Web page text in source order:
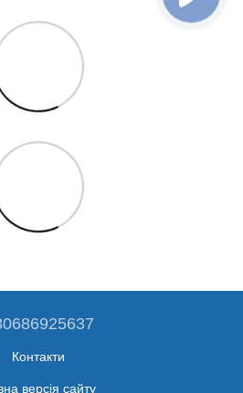
Контакти
версія сайту